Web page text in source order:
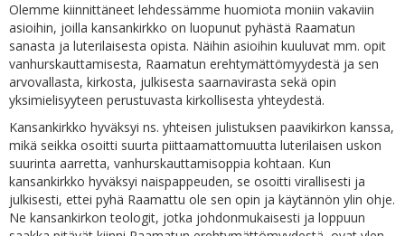
Olemme kiinnittäneet lehdessämme huomiota moniin vakaviin
asioihin, joilla kansankirkko on luopunut pyhästä Raamatun
sanasta ja luterilaisesta opista. Näihin asioihin kuuluvat mm. opit
vanhurskauttamisesta, Raamatun erehtymättömyydestä ja sen
arvovallasta, kirkosta, julkisesta saarnavirasta sekä opin
yksimielisyyteen perustuvasta kirkollisesta yhteydestä.
Kansankirkko hyväksyi ns. yhteisen julistuksen paavikirkon kanssa,
mikä seikka osoitti suurta piittaamattomuutta luterilaisen uskon
suurinta aarretta, vanhurskauttamisoppia kohtaan. Kun
kansankirkko hyväksyi naispappeuden, se osoitti virallisesti ja
julkisesti, ettei pyhä Raamattu ole sen opin ja käytännön ylin ohje.
Ne kansankirkon teologit, jotka johdonmukaisesti ja loppuun